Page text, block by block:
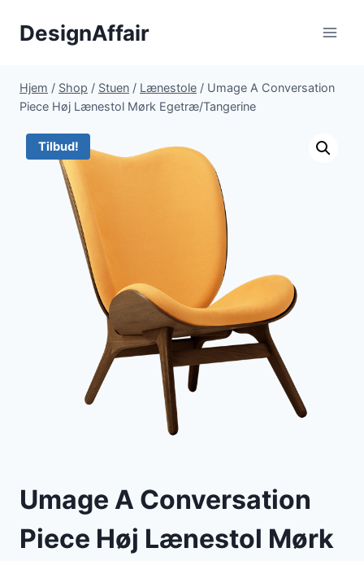
DesignAffair
Hjem / Shop / Stuen / Lænestole / Umage A Conversation
Piece Høj Lænestol Mørk Egetræ/Tangerine
Tilbud!
Umage A Conversation
Piece Høj Lænestol Mørk